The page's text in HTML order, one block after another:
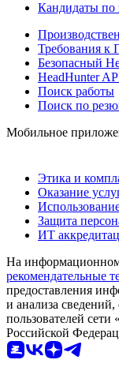
Кандидаты по
Требования к
Безопасный
HeadHunter
Поиск работы
Поиск по
Мобильное
Этика и
Оказание
Защита
ИТ
На информационном
рекомендательные
предоставления
и анализа
пользователей
Российской